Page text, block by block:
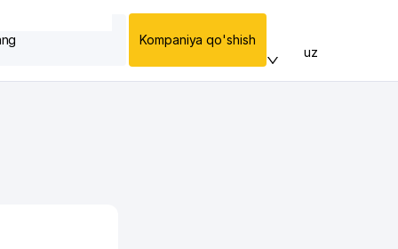
Kompaniya qo'shish
uz